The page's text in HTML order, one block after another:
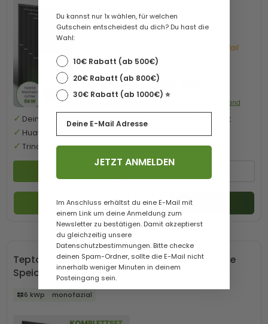
Bald wieder da. Jetzt E-Mail
eintragen.
2.290,00 €*
2.385,99 €*
Preis mit 0% MwSt. zzgl. Versand
Dein Set, deine Regeln - Konfigurierbar statt Festpaket
Huawei KI-gestützter Wechselrichter
Trina 465Wp oder Jolywood 500Wp
Zum Produkt
Tepto HomePremium 6 kWp Huawei PV-Anlage
Speicher erweiterbar
6 kWp monofazial
Du kannst nur 1x wählen, für welchen
Gutschein entscheidest du dich? Du hast die
Wahl:
10€ Rabatt (ab 500€)
20€ Rabatt (ab 800€)
30€ Rabatt (ab 1000€) ⭐️
JETZT ANMELDEN
Im Anschluss erhältst du eine E-Mail mit
einem Link um deine Anmeldung zum
Newsletter zu bestätigen. Damit akzeptierst
du gleichzeitig unsere
Datenschutzbestimmungen. Bitte checke
deinen Spam-Ordner, sollte die E-Mail nicht
innerhalb weniger Minuten in deinem
Posteingang sein.